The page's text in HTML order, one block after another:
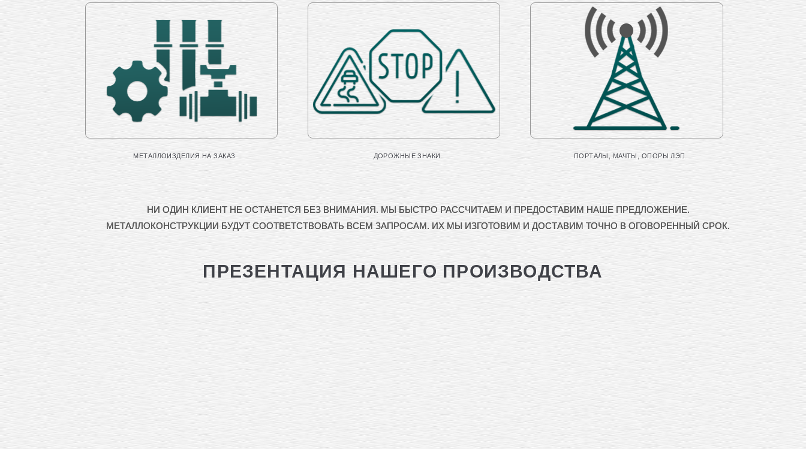
МЕТАЛЛОИЗДЕЛИЯ НА ЗАКАЗ ДОРОЖНЫЕ ЗНАКИ ПОРТАЛЫ, МАЧТЫ, ОПОРЫ ЛЭП
НИ ОДИН КЛИЕНТ НЕ ОСТАНЕТСЯ БЕЗ ВНИМАНИЯ. МЫ БЫСТРО РАССЧИТАЕМ И ПРЕДОСТАВИМ НАШЕ ПРЕДЛОЖЕНИЕ.
МЕТАЛЛОКОНСТРУКЦИИ БУДУТ СООТВЕТСТВОВАТЬ ВСЕМ ЗАПРОСАМ. ИХ МЫ ИЗГОТОВИМ И ДОСТАВИМ ТОЧНО В ОГОВОРЕННЫЙ СРОК.
ПРЕЗЕНТАЦИЯ НАШЕГО ПРОИЗВОДСТВА